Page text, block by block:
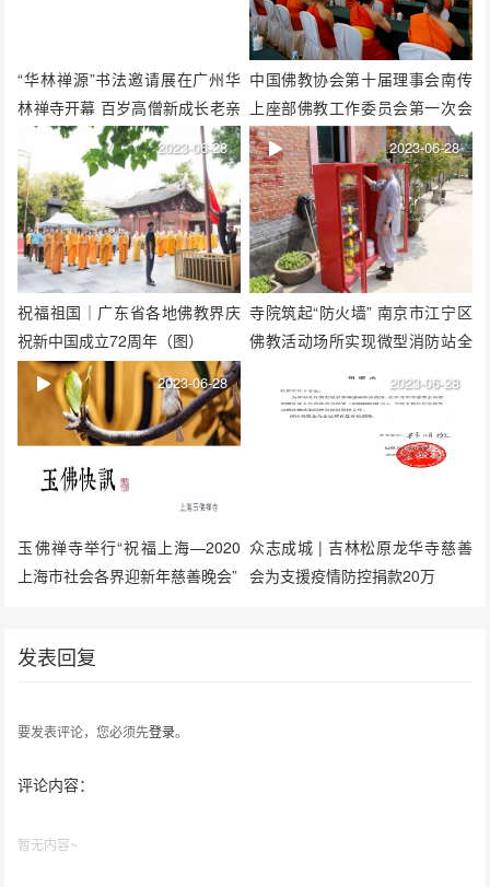
“华林禅源”书法邀请展在广州华
林禅寺开幕 百岁高僧新成长老亲
中国佛教协会第十届理事会南传
上座部佛教工作委员会第一次会
议在西双版纳召开
祝福祖国｜广东省各地佛教界庆
祝新中国成立72周年（图）
2023-06-28
寺院筑起“防火墙” 南京市江宁区
佛教活动场所实现微型消防站全
2023-06-28
玉佛禅寺举行“祝福上海—2020
上海市社会各界迎新年慈善晚会”
2023-06-28
众志成城 | 吉林松原龙华寺慈善
会为支援疫情防控捐款20万
2023-06-28
发表回复
要发表评论，您必须先登录。
评论内容：
暂无内容~